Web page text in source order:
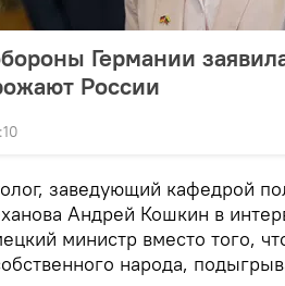
Германии
России
заведующий кафедрой
Андрей Кошкин в
министр вместо того,
народа,